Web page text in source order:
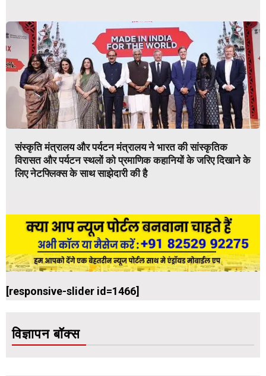
संस्कृति मंत्रालय और पर्यटन मंत्रालय ने भारत की सांस्कृतिक
विरासत और पर्यटन स्थलों को प्रमाणिक कहानियों के जरिए दिखाने के
लिए नेटफ्लिक्स के साथ साझेदारी की है
[responsive-slider id=1466]
विज्ञापन बॉक्स